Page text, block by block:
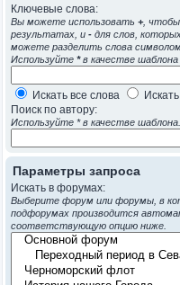
Ключевые слова:
Вы можете использовать +,
результатах, и - для слов,
можете разделить слова
Используйте *в качестве шаблона
Искать все слова
Поиск по автору:
Используйте * в качестве шаблона.
Параметры запроса
Искать в форумах:
Выберите форум или форумы, в
подфорумах производится
соответствующую опцию ниже.